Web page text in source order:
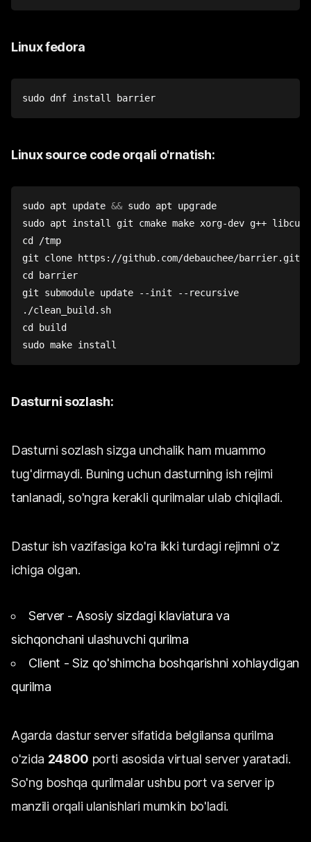
Linux fedora
sudo dnf install barrier
Linux source code orqali o'rnatish:
sudo apt update && sudo apt upgrade
sudo apt install git cmake make xorg-dev g++
cd
/tmp
git clone https://github.com/debauchee/barrier.git
cd
barrier
git submodule update --init --recursive
./clean_build.sh
cd
build
sudo make install
Dasturni sozlash:
Dasturni sozlash sizga unchalik ham muammo
tug'dirmaydi. Buning uchun dasturning ish rejimi
tanlanadi, so'ngra kerakli qurilmalar ulab chiqiladi.
Dastur ish vazifasiga ko'ra ikki turdagi rejimni o'z
ichiga olgan.
Server - Asosiy sizdagi klaviatura va
sichqonchani ulashuvchi qurilma
Client - Siz qo'shimcha boshqarishni xohlaydigan
qurilma
Agarda dastur server sifatida belgilansa qurilma
o'zida 24800 porti asosida virtual server yaratadi.
So'ng boshqa qurilmalar ushbu port va server ip
manzili orqali ulanishlari mumkin bo'ladi.